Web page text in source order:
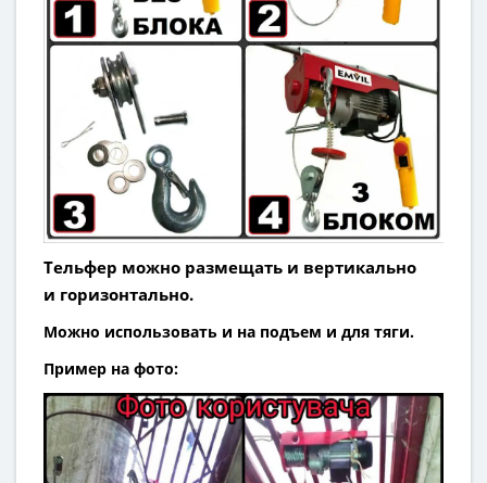
Тельфер можно размещать и вертикально
и горизонтально.
Можно использовать и на подъем и для тяги.
Пример на фото: